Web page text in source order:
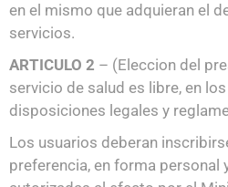
en el mismo que adquieran el
servicios.
ARTICULO 2 – (Eleccion del
servicio de salud es libre, en
disposiciones legales y
Los usuarios deberan
preferencia, en forma personal